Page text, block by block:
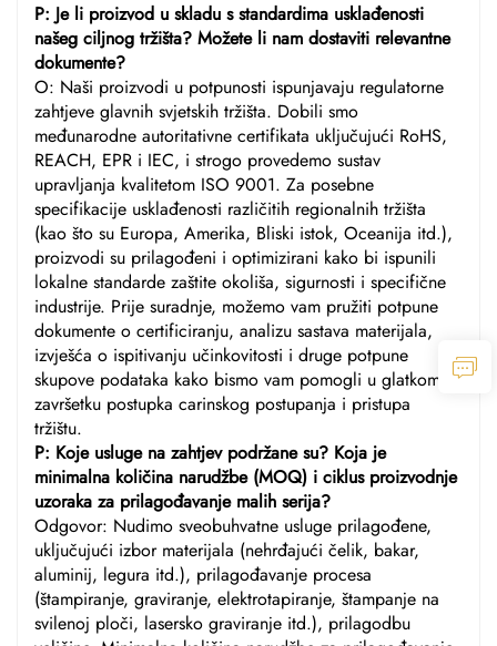
P: Je li proizvod u skladu s standardima usklađenosti
našeg ciljnog tržišta? Možete li nam dostaviti relevantne
dokumente?
O: Naši proizvodi u potpunosti ispunjavaju regulatorne
zahtjeve glavnih svjetskih tržišta. Dobili smo
međunarodne autoritativne certifikata uključujući RoHS,
REACH, EPR i IEC, i strogo provedemo sustav
upravljanja kvalitetom ISO 9001. Za posebne
specifikacije usklađenosti različitih regionalnih tržišta
(kao što su Europa, Amerika, Bliski istok, Oceanija itd.),
proizvodi su prilagođeni i optimizirani kako bi ispunili
lokalne standarde zaštite okoliša, sigurnosti i specifične
industrije. Prije suradnje, možemo vam pružiti potpune
dokumente o certificiranju, analizu sastava materijala,
izvješća o ispitivanju učinkovitosti i druge potpune
skupove podataka kako bismo vam pomogli u glatkom
završetku postupka carinskog postupanja i pristupa
tržištu.
P: Koje usluge na zahtjev podržane su? Koja je
minimalna količina narudžbe (MOQ) i ciklus proizvodnje
uzoraka za prilagođavanje malih serija?
Odgovor: Nudimo sveobuhvatne usluge prilagođene,
uključujući izbor materijala (nehrđajući čelik, bakar,
aluminij, legura itd.), prilagođavanje procesa
(štampiranje, graviranje, elektrotapiranje, štampanje na
svilenoj ploči, lasersko graviranje itd.), prilagodbu